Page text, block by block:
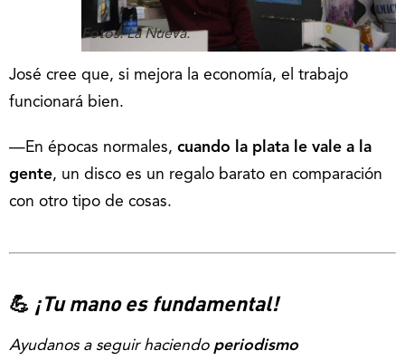
Fotos: La Nueva.
José cree que, si mejora la economía, el trabajo
funcionará bien.
—En épocas normales, cuando la plata le vale a la
gente, un disco es un regalo barato en comparación
con otro tipo de cosas.
💪 ¡Tu mano es fundamental!
Ayudanos a seguir haciendo periodismo